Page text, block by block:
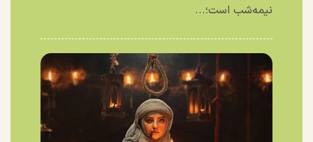
نیمه‌شب است؛...